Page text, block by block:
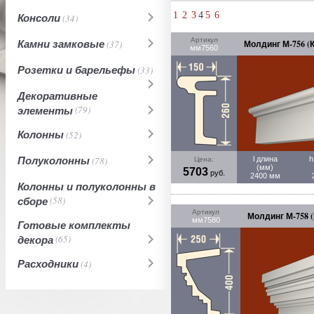
Консоли(34)
Камни замковые(37)
Розетки и барельефы(33)
Декоративные
элементы(79)
Колонны(52)
Полуколонны(78)
Колонны и полуколонны в
сборе(58)
Готовые комплекты
декора(65)
Расходники(4)
1 2 3 4 5 6
Артикул
мм7560 Молдинг М-756
Цена:
5703 руб.
l длина
(мм)
2400 мм
Артикул
мм7580 Молдинг М-758